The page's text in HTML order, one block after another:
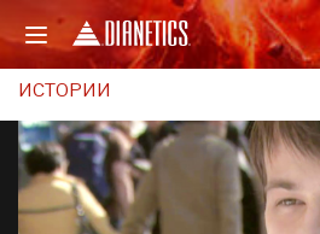
ИСТОРИИ